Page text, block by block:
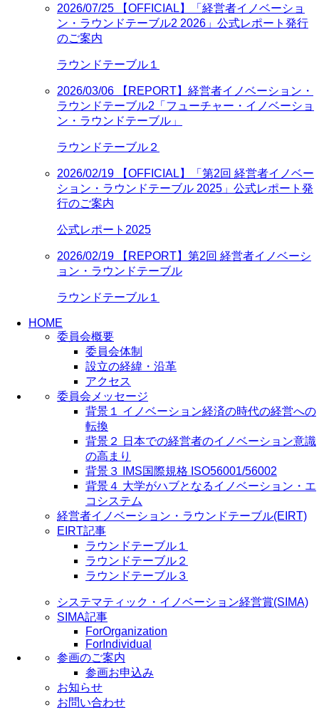
2026/07/25 【OFFICIAL】「経営者イノベーショ
ン・ラウンドテーブル2 2026」公式レポート発行
のご案内
ラウンドテーブル１
2026/03/06 【REPORT】経営者イノベーション・
ラウンドテーブル2「フューチャー・イノベーショ
ン・ラウンドテーブル」
ラウンドテーブル２
2026/02/19 【OFFICIAL】「第2回 経営者イノベー
ション・ラウンドテーブル 2025」公式レポート発
行のご案内
公式レポート2025
2026/02/19 【REPORT】第2回 経営者イノベーシ
ョン・ラウンドテーブル
ラウンドテーブル１
HOME
委員会概要
委員会体制
設立の経緯・沿革
アクセス
委員会メッセージ
背景１ イノベーション経済の時代の経営への
転換
背景２ 日本での経営者のイノベーション意識
の高まり
背景３ IMS国際規格 ISO56001/56002
背景４ 大学がハブとなるイノベーション・エ
コシステム
経営者イノベーション・ラウンドテーブル(EIRT)
EIRT記事
ラウンドテーブル１
ラウンドテーブル２
ラウンドテーブル３
システマティック・イノベーション経営賞(SIMA)
SIMA記事
ForOrganization
ForIndividual
参画のご案内
参画お申込み
お知らせ
お問い合わせ